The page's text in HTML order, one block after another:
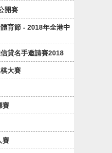
開賽
育節 - 2018年全港中
貸名手邀請賽2018
大賽
賽
賽